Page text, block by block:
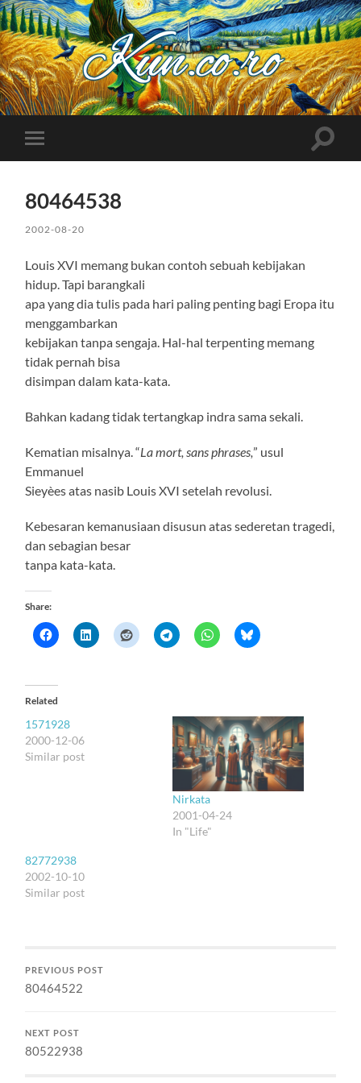
Kuncoro++
Toggle
mobile
Toggle
80464538
2002-08-20
Louis XVI memang bukan contoh sebuah kebijakan
hidup. Tapi barangkali
apa yang dia tulis pada hari paling penting bagi Eropa itu
menggambarkan
kebijakan tanpa sengaja. Hal-hal terpenting memang
tidak pernah bisa
disimpan dalam kata-kata.
Bahkan kadang tidak tertangkap indra sama sekali.
Kematian misalnya. “La mort, sans phrases,” usul
Emmanuel
Sieyèes atas nasib Louis XVI setelah revolusi.
Kebesaran kemanusiaan disusun atas sederetan tragedi,
dan sebagian besar
tanpa kata-kata.
Share:
Related
1571928
2000-12-06
Similar post
Nirkata
2001-04-24
In "Life"
82772938
2002-10-10
Similar post
PREVIOUS POST
80464522
NEXT POST
80522938